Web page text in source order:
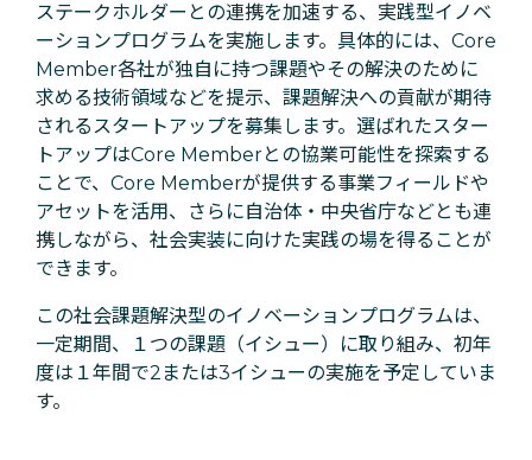
ステークホルダーとの連携を加速する、実践型イノベ
ーションプログラムを実施します。具体的には、Core
Member各社が独自に持つ課題やその解決のために
求める技術領域などを提示、課題解決への貢献が期待
されるスタートアップを募集します。選ばれたスター
トアップはCore Memberとの協業可能性を探索する
ことで、Core Memberが提供する事業フィールドや
アセットを活用、さらに自治体・中央省庁などとも連
携しながら、社会実装に向けた実践の場を得ることが
できます。
この社会課題解決型のイノベーションプログラムは、
一定期間、１つの課題（イシュー）に取り組み、初年
度は１年間で2または3イシューの実施を予定していま
す。